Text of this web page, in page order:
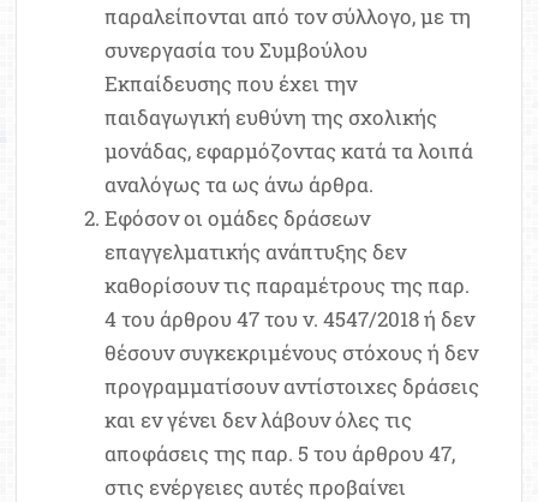
παραλείπονται από τον σύλλογο, με τη
συνεργασία του Συμβούλου
Εκπαίδευσης που έχει την
παιδαγωγική ευθύνη της σχολικής
μονάδας, εφαρμόζοντας κατά τα λοιπά
αναλόγως τα ως άνω άρθρα.
Εφόσον οι ομάδες δράσεων
επαγγελματικής ανάπτυξης δεν
καθορίσουν τις παραμέτρους της παρ.
4 του άρθρου 47 του ν. 4547/2018 ή δεν
θέσουν συγκεκριμένους στόχους ή δεν
προγραμματίσουν αντίστοιχες δράσεις
και εν γένει δεν λάβουν όλες τις
αποφάσεις της παρ. 5 του άρθρου 47,
στις ενέργειες αυτές προβαίνει